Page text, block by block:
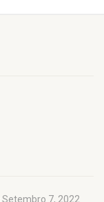
Setembro 7, 2022